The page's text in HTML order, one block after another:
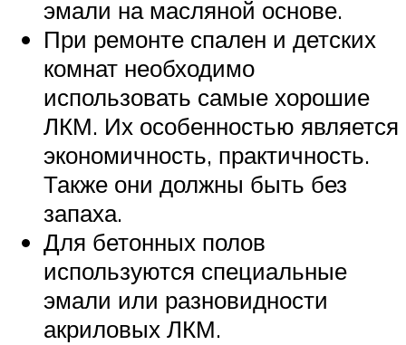
эмали на масляной основе.
При ремонте спален и детских
комнат необходимо
использовать самые хорошие
ЛКМ. Их особенностью является
экономичность, практичность.
Также они должны быть без
запаха.
Для бетонных полов
используются специальные
эмали или разновидности
акриловых ЛКМ.